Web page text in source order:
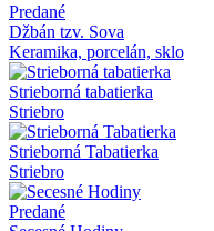
Predané
Džbán tzv. Sova
Keramika, porcelán, sklo
Strieborná tabatierka
Striebro
Strieborná Tabatierka
Striebro
Predané